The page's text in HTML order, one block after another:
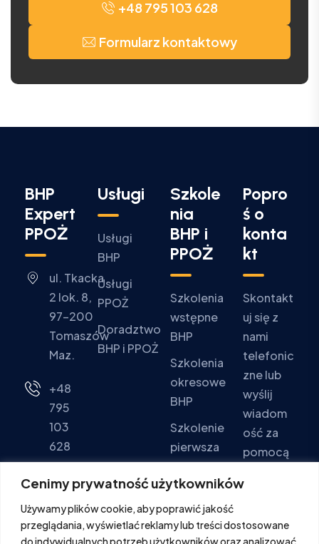
Cenimy prywatność użytkowników
Używamy plików cookie, aby poprawić jakość
przeglądania, wyświetlać reklamy lub treści dostosowane
do indywidualnych potrzeb użytkowników oraz analizować
+48 795 103 628
Formularz kontaktowy
BHP
Expert
PPOŻ
ul. Tkacka
2 lok. 8,
97-200
Tomaszów
Maz.
+48
795
103
628
Pon - Pt:
16:00
Sob. -
Usługi
Usługi
BHP
Usługi
PPOŻ
Doradztwo
BHP i PPOŻ
Szkole
nia
BHP i
PPOŻ
Szkolenia
wstępne
BHP
Szkolenia
okresowe
BHP
Szkolenie
pierwsza
pomoc
Szkolenia
PPOŻ
Popro
ś o
konta
kt
Skontakt
uj się z
nami
telefonic
zne lub
wyślij
wiadom
ość za
pomocą
wego.